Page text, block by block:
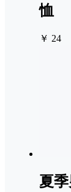
恤
￥ 24
夏